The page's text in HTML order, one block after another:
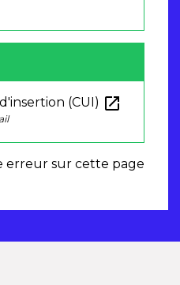
(CUI) open_in_new
erreur sur cette page